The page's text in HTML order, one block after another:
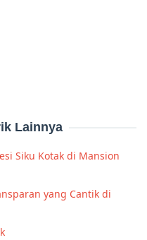
Lainnya
Siku Kotak di Mansion
yang Cantik di